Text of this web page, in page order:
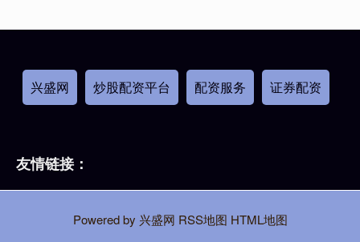
兴盛网 炒股配资平台 配资服务 证券配资
友情链接：
Powered by 兴盛网 RSS地图 HTML地图